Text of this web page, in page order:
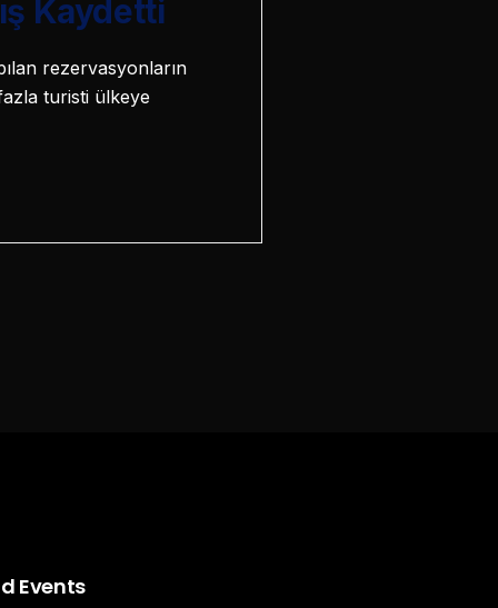
Kaydetti
rezervasyonların
turisti ülkeye
Events